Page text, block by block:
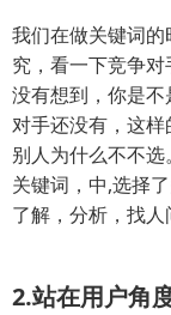
我们在做关键词
究，看一下竞争
没有想到，你是
对手还没有，这样
别人为什么不不
关键词，中,选择
了解，分析，找人
2.站在用户角